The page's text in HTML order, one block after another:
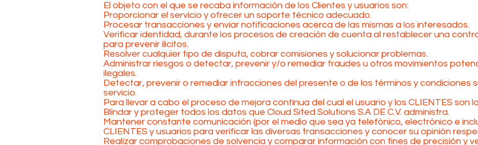
El objeto con el que se recaba información de los Clientes y usuarios son:
Proporcionar el servicio y ofrecer un soporte técnico adecuado.
Procesar transacciones y enviar notificaciones acerca de las mismas a los interesados.
Verificar identidad, durante los procesos de creación de cuenta al restablecer una
para prevenir ilícitos.
Resolver cualquier tipo de disputa, cobrar comisiones y solucionar problemas.
Administrar riesgos o detectar, prevenir y/o remediar fraudes u otros movimientos
ilegales.
Detectar, prevenir o remediar infracciones del presente o de los términos y condiciones
servicio.
Para llevar a cabo el proceso de mejora continua del cual el usuario y los CLIENTES son
Blindar y proteger todos los datos que Cloud Sited Solutions S.A DE C.V. administra.
Mantener constante comunicación (por el medio que sea ya telefónico, electrónico e
CLIENTES y usuarios para verificar las diversas transacciones y conocer su opinión
Realizar comprobaciones de solvencia y comparar información con fines de precisión y